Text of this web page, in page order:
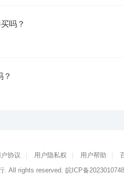
吗？
？
户协议 用户隐私权 用户帮助
. All rights reserved. 皖ICP备